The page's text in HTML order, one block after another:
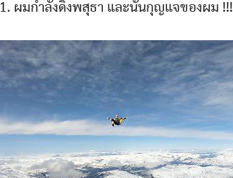
1. ผมกำลังดิ่งพสุธา และนั่นกุญแจของผม !!!